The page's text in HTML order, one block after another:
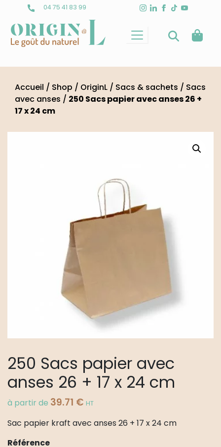
content
04 75 41 83 99
Accueil / Shop / OriginL / Sacs & sachets / Sacs
avec anses / 250 Sacs papier avec anses 26 +
17 x 24 cm
250 Sacs papier avec
anses 26 + 17 x 24 cm
à partir de 39.71 € HT
Sac papier kraft avec anses 26 + 17 x 24 cm
Référence